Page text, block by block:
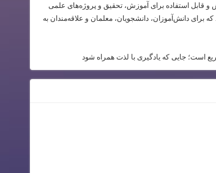
و قابل استفاده برای آموزش، تحقیق و پروژه‌های علمی
برای دانش‌آموزان، دانشجویان، معلمان و علاقه‌مندان به
جایی که یادگیری با لذت همراه شود